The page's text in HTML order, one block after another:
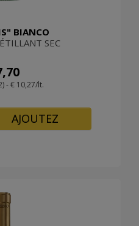
BIANCO
SEC
- € 10,27/lt.
AJOUTEZ